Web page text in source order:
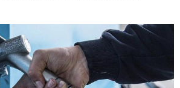
itibaren yeni uygulama yürürlüğe girdi;
erişiminde üst limitler...